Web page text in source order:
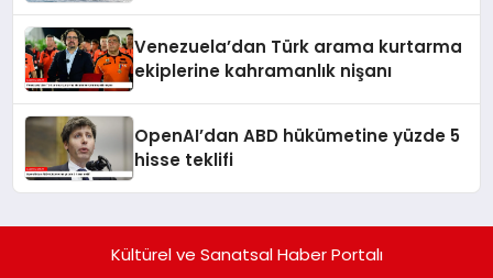
Venezuela’dan Türk arama kurtarma
ekiplerine kahramanlık nişanı
OpenAI’dan ABD hükümetine yüzde 5
hisse teklifi
Kültürel ve Sanatsal Haber Portalı